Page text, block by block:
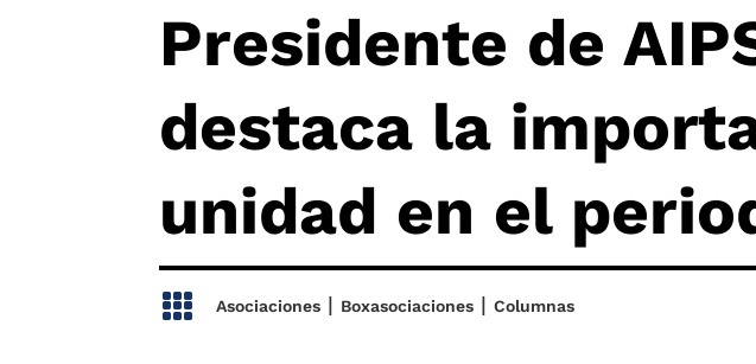
Presidente de
destaca la
unidad en el
 Asociaciones| Boxasociaciones| Columnas